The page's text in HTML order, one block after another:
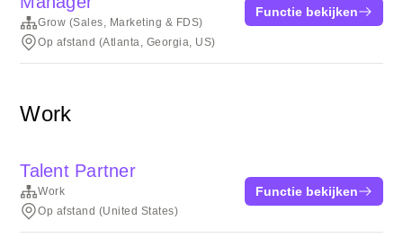
Grow (Sales, Marketing & FDS)
Op afstand (Atlanta, Georgia, US)
Functie bekijken
Work
Talent Partner
Work
Op afstand (United States)
Functie bekijken